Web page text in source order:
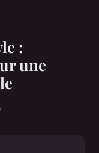
:
une